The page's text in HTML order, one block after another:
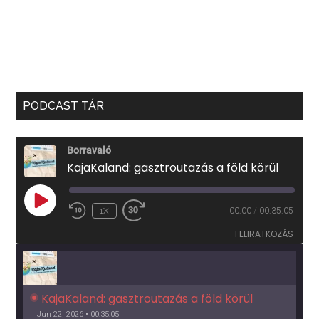
PODCAST TÁR
Borravaló
KajaKaland: gasztroutazás a föld körül
PLAY
EPISODE
1X 00:00 / 00:35:05
FELIRATKOZÁS
KajaKaland: gasztroutazás a föld körül
Jun 22, 2026 • 00:35:05